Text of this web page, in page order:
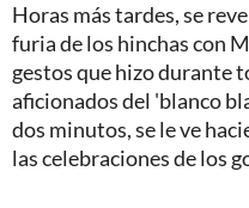
Horas más tardes, se
furia de los hinchas con
gestos que hizo durante
aficionados del 'blanco
dos minutos, se le ve
las celebraciones de los